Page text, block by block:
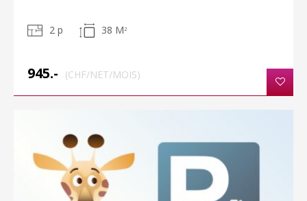
2 p 38 M 2
945.- (CHF/NET/MOIS)